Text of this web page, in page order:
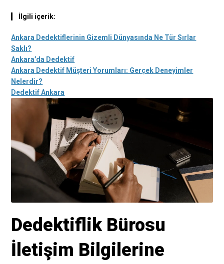
İlgili içerik:
Ankara Dedektiflerinin Gizemli Dünyasında Ne Tür Sırlar
Saklı?
Ankara’da Dedektif
Ankara Dedektif Müşteri Yorumları: Gerçek Deneyimler
Nelerdir?
Dedektif Ankara
Dedektiflik Bürosu
İletişim Bilgilerine